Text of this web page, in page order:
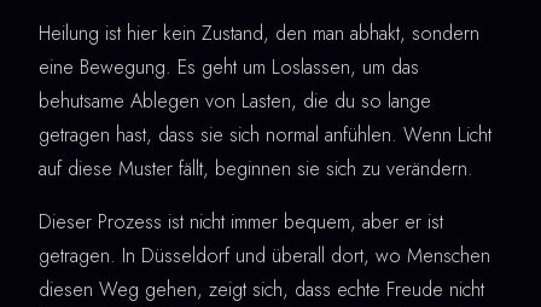
Heilung ist hier kein Zustand, den man abhakt, sondern
eine Bewegung. Es geht um Loslassen, um das
behutsame Ablegen von Lasten, die du so lange
getragen hast, dass sie sich normal anfühlen. Wenn Licht
auf diese Muster fällt, beginnen sie sich zu verändern.
Dieser Prozess ist nicht immer bequem, aber er ist
getragen. In Düsseldorf und überall dort, wo Menschen
diesen Weg gehen, zeigt sich, dass echte Freude nicht